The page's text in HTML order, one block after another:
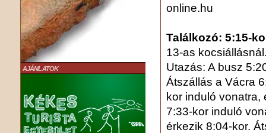
AJÁNLATOK
online.hu
Találkozó: 5:15-
13-as
Utazás: A busz
Átszállás a Vácra
kor induló vonatra,
7:33-kor induló
érkezik 8:04-kor.